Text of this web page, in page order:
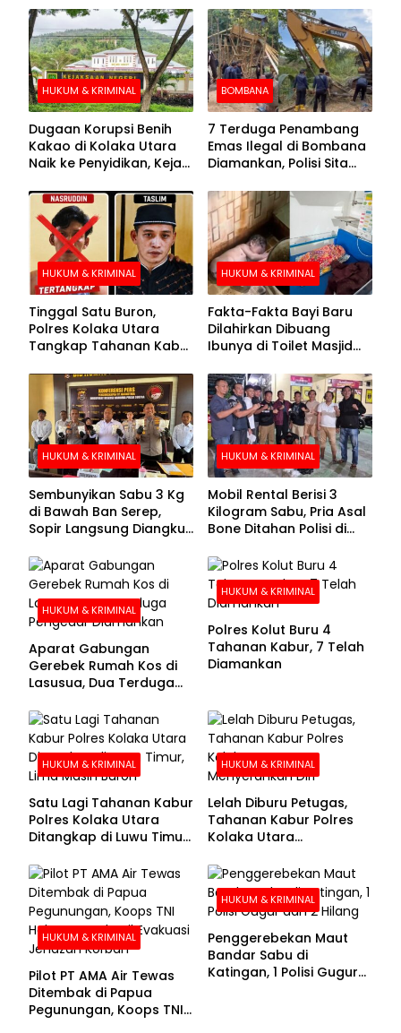
HUKUM & KRIMINAL
Dugaan Korupsi Benih
Kakao di Kolaka Utara
Naik ke Penyidikan, Kejari
BOMBANA
7 Terduga Penambang
Emas Ilegal di Bombana
Diamankan, Polisi Sita
Crusher
HUKUM & KRIMINAL
Tinggal Satu Buron,
Polres Kolaka Utara
Tangkap Tahanan Kabur
Pengejaran
HUKUM & KRIMINAL
Fakta-Fakta Bayi Baru
Dilahirkan Dibuang
Ibunya di Toilet Masjid
HUKUM & KRIMINAL
Sembunyikan Sabu 3 Kg
di Bawah Ban Serep,
Sopir Langsung Diangkut
HUKUM & KRIMINAL
Mobil Rental Berisi 3
Kilogram Sabu, Pria Asal
Bone Ditahan Polisi di
HUKUM & KRIMINAL
Aparat Gabungan
Gerebek Rumah Kos di
Lasusua, Dua Terduga
HUKUM & KRIMINAL
Polres Kolut Buru 4
Tahanan Kabur, 7 Telah
Diamankan
HUKUM & KRIMINAL
Satu Lagi Tahanan Kabur
Polres Kolaka Utara
Ditangkap di Luwu Timur,
HUKUM & KRIMINAL
Lelah Diburu Petugas,
Tahanan Kabur Polres
Kolaka Utara
HUKUM & KRIMINAL
Pilot PT AMA Air Tewas
Ditembak di Papua
Pegunungan, Koops TNI
HUKUM & KRIMINAL
Penggerebekan Maut
Bandar Sabu di
Katingan, 1 Polisi Gugur